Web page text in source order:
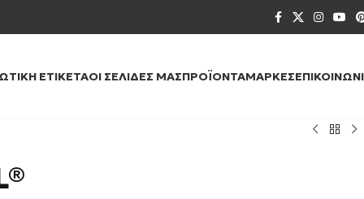
ΕΤΙΚΈΤΑΟΙ ΣΕΛΊΔΕΣ ΜΑΣΠΡΟΪΌΝΤΑΜΆΡΚΕΣ